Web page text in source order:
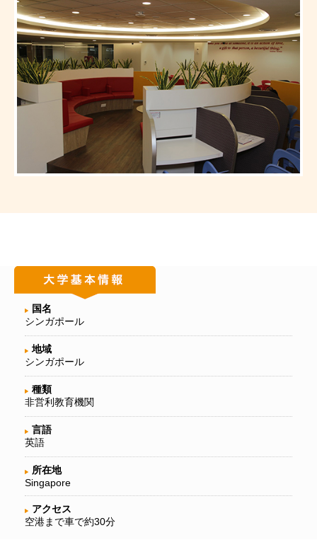
いつでも出発可
韓国学部留学（
050-3385-3602
国名
シンガポール
地域
シンガポール
種類
非営利教育機関
言語
英語
所在地
Singapore
アクセス
空港まで車で約30分